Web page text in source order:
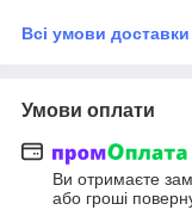
Всі умови доставки
Умови оплати
Ви отримаєте
або гроші